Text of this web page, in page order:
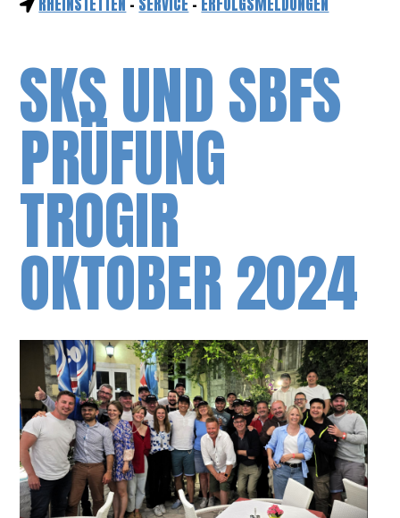
RHEINSTETTEN - SERVICE - ERFOLGSMELDUNGEN
SKS UND SBFS
PRÜFUNG
TROGIR
OKTOBER 2024